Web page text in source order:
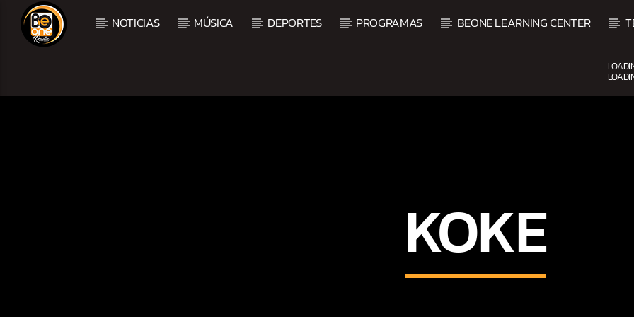
NOTICIAS MÚSICA DEPORTES PROGRAMAS BEONE LEARNING CENTER
KOKE